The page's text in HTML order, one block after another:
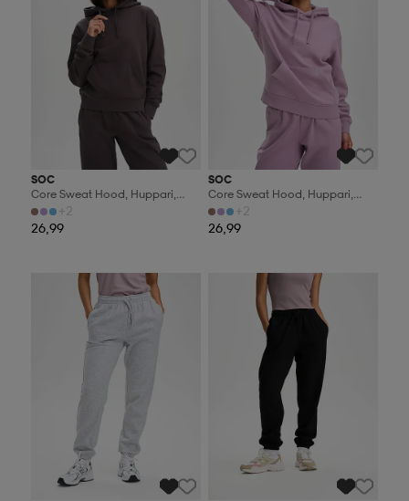
SOC
Core Sweat Hood, Huppari,
Naisten
+2
26,99
SOC
Core Sweat Hood, Huppari,
Naisten
+2
26,99
Valitse 2, maksa 44,99€ Valitse 2, maksa 44,99€